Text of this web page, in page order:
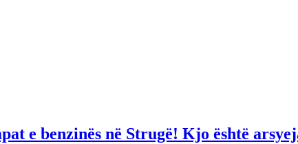
e benzinës në Strugë! Kjo është